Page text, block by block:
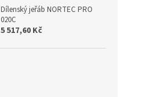
Dílenský jeřáb NORTEC PRO
020C
5 517,60 Kč